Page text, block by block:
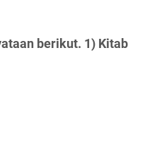
berikut. 1) Kitab